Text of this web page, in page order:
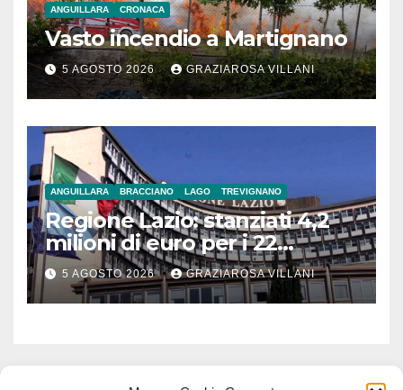
ANGUILLARA CRONACA
Vasto incendio a Martignano
5 AGOSTO 2026 GRAZIAROSA VILLANI
ANGUILLARA BRACCIANO LAGO TREVIGNANO
Regione Lazio: stanziati 4,2
milioni di euro per i 22
Comuni dell’Etruria
Meridionale
5 AGOSTO 2026 GRAZIAROSA VILLANI